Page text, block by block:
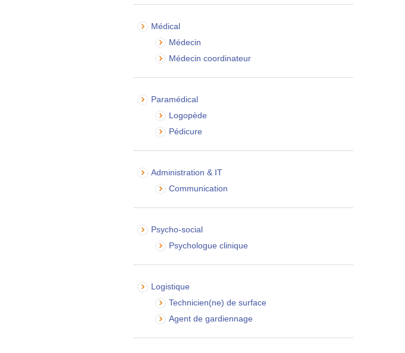
Médical
Médecin
Médecin coordinateur
Paramédical
Logopède
Pédicure
Administration & IT
Communication
Psycho-social
Psychologue clinique
Logistique
Technicien(ne) de surface
Agent de gardiennage